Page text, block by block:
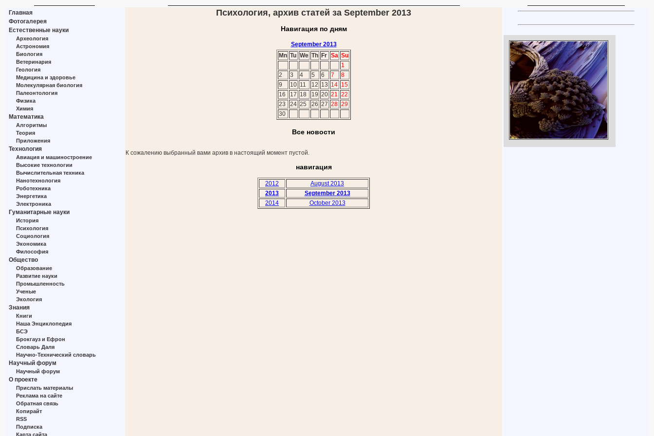
Главная
Фотогалерея
Естественные науки
Археология
Астрономия
Биология
Ветеринария
Геология
Медицина и здоровье
Молекулярная биология
Палеонтология
Физика
Химия
Математика
Алгоритмы
Теория
Приложения
Технология
Авиация и машиностроение
Высокие технологии
Вычислительная техника
Нанотехнология
Роботехника
Энергетика
Электроника
Гуманитарные науки
История
Психология
Социология
Экономика
Философия
Общество
Образование
Развитие науки
Промышленность
Ученые
Экология
Знания
Книги
Наша Энциклопедия
БСЭ
Брокгауз и Ефрон
Словарь Даля
Научно-Технический словарь
Научный форум
Научный форум
О проекте
Прислать материалы
Реклама на сайте
Обратная связь
Копирайт
RSS
Подписка
Карта сайта
Психология, архив статей за September 2013
Навигация по дням
September 2013
Mn Tu We Th Fr Sa Su
1
2
3 4 5 6 7
8
9
10 11 12 13 14 15
16
17 18 19 20 21 22
23
24 25 26 27 28 29
30
Все новости
К сожалению выбранный вами архив в настоящий момент пустой.
навигация
2012
August 2013
2013
September 2013
2014
October 2013